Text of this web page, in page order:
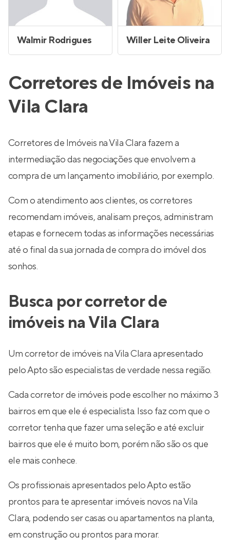
Walmir Rodrigues Willer Leite Oliveira
Corretores de Imóveis na
Vila Clara
Corretores de Imóveis na Vila Clara fazem a
intermediação das negociações que envolvem a
compra de um lançamento imobiliário, por exemplo.
Com o atendimento aos clientes, os corretores
recomendam imóveis, analisam preços, administram
etapas e fornecem todas as informações necessárias
até o final da sua jornada de compra do imóvel dos
sonhos.
Busca por corretor de
imóveis na Vila Clara
Um corretor de imóveis na Vila Clara apresentado
pelo Apto são especialistas de verdade nessa região.
Cada corretor de imóveis pode escolher no máximo 3
bairros em que ele é especialista. Isso faz com que o
corretor tenha que fazer uma seleção e até excluir
bairros que ele é muito bom, porém não são os que
ele mais conhece.
Os profissionais apresentados pelo Apto estão
prontos para te apresentar imóveis novos na Vila
Clara, podendo ser casas ou apartamentos na planta,
em construção ou prontos para morar.